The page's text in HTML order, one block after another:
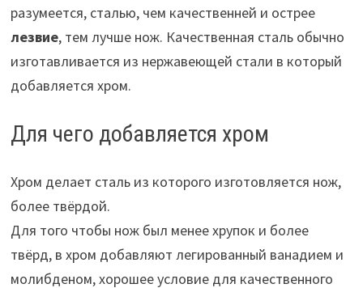
разумеется, сталью, чем качественней и острее
лезвие, тем лучше нож. Качественная сталь обычно
изготавливается из нержавеющей стали в который
добавляется хром.
Для чего добавляется хром
Хром делает сталь из которого изготовляется нож,
более твёрдой.
Для того чтобы нож был менее хрупок и более
твёрд, в хром добавляют легированный ванадием и
молибденом, хорошее условие для качественного